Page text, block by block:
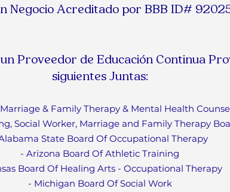
Negocio Acreditado por BBB ID#
Proveedor de Educación Continua
siguientes Juntas:
& Family Therapy & Mental Health
Social Worker, Marriage and Family Therapy
State Board OfOccupational Therapy
- Arizona Board Of Athletic Training
Board Of Healing Arts - Occupational Therapy
- Michigan Board Of Social Work